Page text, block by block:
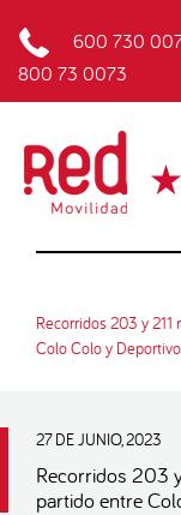
600 730
800 73 0073
Recorridos 203 y
Colo Colo y
27 DE JUNIO, 2023
Recorridos 203
partido entre